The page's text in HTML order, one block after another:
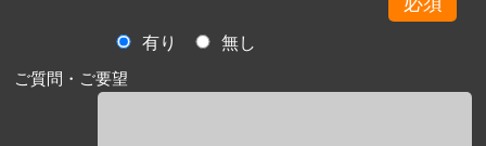
有り
無し
ご質問・ご要望